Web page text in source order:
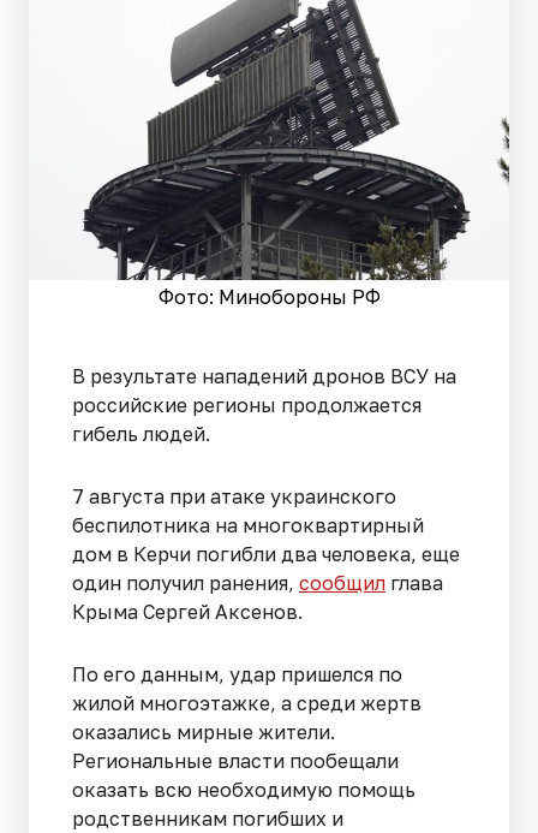
Фото: Минобороны РФ
В результате нападений дронов ВСУ на
российские регионы продолжается
гибель людей.
7 августа при атаке украинского
беспилотника на многоквартирный
дом в Керчи погибли два человека, еще
один получил ранения, сообщил глава
Крыма Сергей Аксенов.
По его данным, удар пришелся по
жилой многоэтажке, а среди жертв
оказались мирные жители.
Региональные власти пообещали
оказать всю необходимую помощь
родственникам погибших и